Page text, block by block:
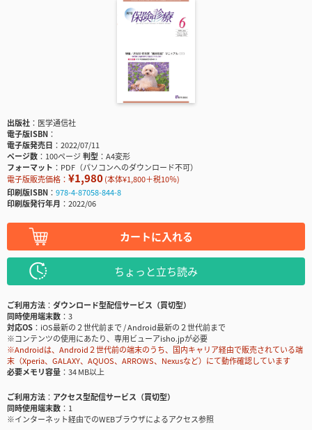
出版社
医学通信社
電子版ISBN
電子版発売日
2022/07/11
ページ数
100ページ判型
A4変形
フォーマット
PDF（パソコンへのダウンロード不可）
電子版販売価格： ¥1,980(本体¥1,800＋税10％)
印刷版ISBN
978-4-87058-844-8
印刷版発行年月
2022/06
カートに入れる
ちょっと立ち読み
ご利用方法
ダウンロード型配信サービス（買切型）
同時使用端末数
3
対応OS
iOS最新の２世代前まで / Android最新の２世代前まで
※コンテンツの使用にあたり、専用ビューアisho.jpが必要
※Androidは、Android２世代前の端末のうち、国内キャリア経由で販売されている端
末（Xperia、GALAXY、AQUOS、ARROWS、Nexusなど）にて動作確認しています
必要メモリ容量
34 MB以上
ご利用方法
アクセス型配信サービス（買切型）
同時使用端末数
1
※インターネット経由でのWEBブラウザによるアクセス参照